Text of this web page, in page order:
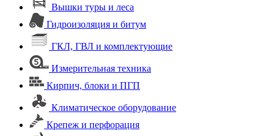
Вышки туры и леса
Гидроизоляция и битум
ГКЛ, ГВЛ и комплектующие
Измерительная техника
Кирпич, блоки и ПГП
Климатическое оборудование
Крепеж и перфорация